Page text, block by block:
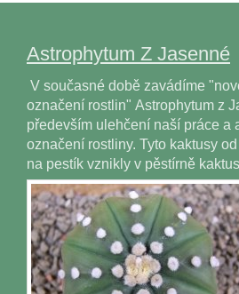
Astrophytum Z Jasenné
V současné době zavádíme
označení rostlin" Astrophytum z
především ulehčení naší práce a
označení rostliny. Tyto kaktusy
na pestík vznikly v pěstírně